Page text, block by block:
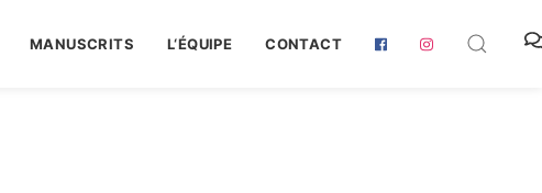
MANUSCRITS L‘ÉQUIPE CONTACT